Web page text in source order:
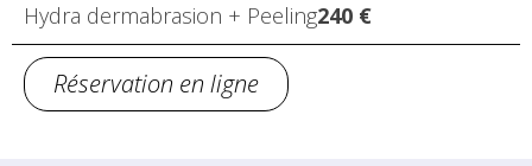
Hydra dermabrasion + Peeling240 €
Réservation en ligne